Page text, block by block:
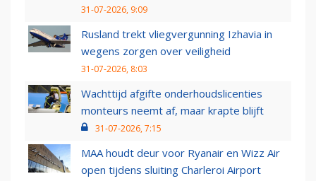
31-07-2026, 9:09
Rusland trekt vliegvergunning Izhavia in
wegens zorgen over veiligheid
31-07-2026, 8:03
Wachttijd afgifte onderhoudslicenties
monteurs neemt af, maar krapte blijft
31-07-2026, 7:15
MAA houdt deur voor Ryanair en Wizz Air
open tijdens sluiting Charleroi Airport